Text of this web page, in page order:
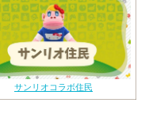
サンリオコラボ住民